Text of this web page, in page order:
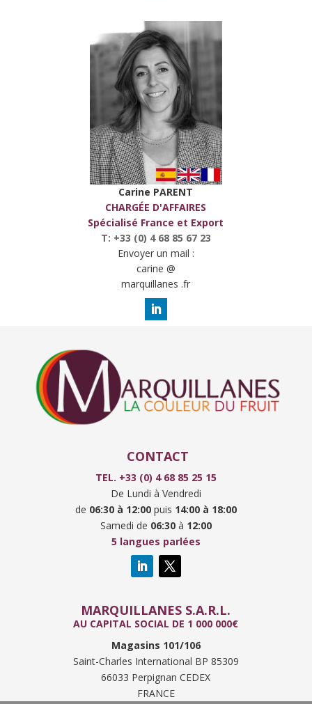
Carine PARENT
CHARGÉE D'AFFAIRES
Spécialisé France et Export
T: +33 (0) 4 68 85 67 23
Envoyer un mail :
carine @
marquillanes .fr
CONTACT
TEL. +33 (0) 4 68 85 25 15
De Lundi à Vendredi
de 06:30 à 12:00puis 14:00 à 18:00
Samedi de 06:30 à 12:00
5 langues parlées
MARQUILLANES S.A.R.L.
AU CAPITAL SOCIAL DE 1 000 000€
Magasins 101/106
Saint-Charles International BP 85309
66033 Perpignan CEDEX
FRANCE